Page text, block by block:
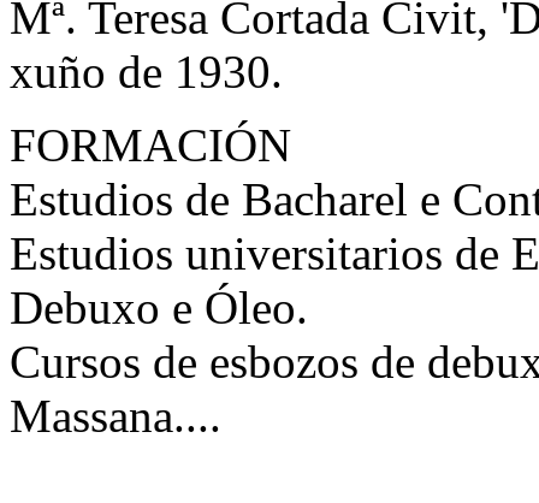
Mª. Teresa Cortada Civit,
xuño de 1930.
FORMACIÓN
Estudios de Bacharel e
Estudios universitarios de
Debuxo e Óleo.
Cursos de esbozos de
Massana....